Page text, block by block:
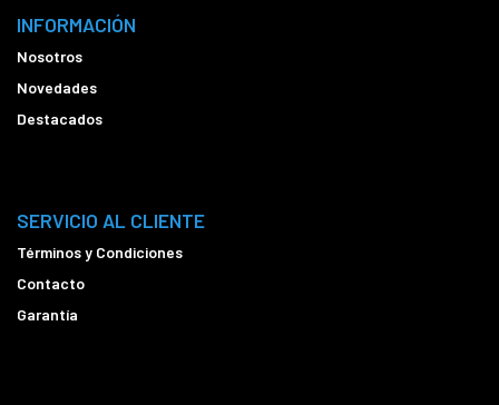
INFORMACIÓN
Nosotros
Novedades
Destacados
SERVICIO AL CLIENTE
Términos y Condiciones
Contacto
Garantía